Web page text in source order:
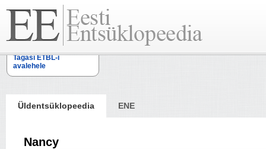
Tagasi ETBL-i
avalehele
Üldentsüklopeedia ENE
Nancy